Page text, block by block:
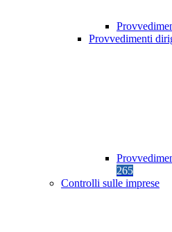
Provvedimenti
265
Controlli sulle imprese